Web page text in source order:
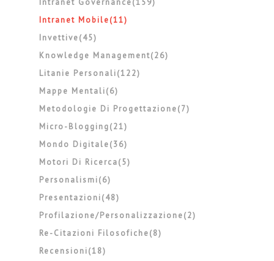
Intranet Governance(159)
Intranet Mobile(11)
Invettive(45)
Knowledge Management(26)
Litanie Personali(122)
Mappe Mentali(6)
Metodologie Di Progettazione(7)
Micro-Blogging(21)
Mondo Digitale(36)
Motori Di Ricerca(5)
Personalismi(6)
Presentazioni(48)
Profilazione/personalizzazione(2)
Re-Citazioni Filosofiche(8)
Recensioni(18)